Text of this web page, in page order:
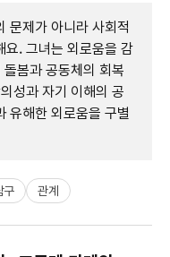
문제가 아니라 사회적
요. 그녀는 외로움을 감
봄과 공동체의 회복
성과 자기 이해의 공
유해한 외로움을 구별
구 관계